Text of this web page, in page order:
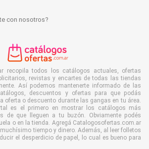
con nosotros?
recopila todos los catálogos actuales, ofertas
revistas y encartes de todas las tiendas
Así podemos mantenerte informado de las
descuentos y ofertas para que podás
oferta o descuento durante las gangas en tu área.
es el primero en mostrar los catálogos más
de que lleguen a tu buzón. Obviamente podés
o en la tienda. Agregá Catalogosofertas.com.ar
tiempo y dinero. Además, al leer folletos
el desperdicio de papel, lo cual es bueno para